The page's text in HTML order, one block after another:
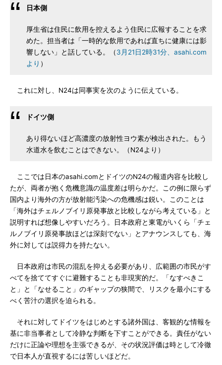
日本側
厚生省は住民に飲用を控えるよう住民に広報することを求
めた。担当者は「一時的な飲用であれば直ちに健康には影
響しない」と話している。（3月21日2時31分、asahi.com
より ）
これに対し、N24は同事実を次のように伝えている。
ドイツ側
あり得ないほど高濃度の放射性ヨウ素が検出された。もう
水道水を飲むことはできない。（N24より）
ここでは日本のasahi.comとドイツのN24の報道内容を比較し
たが、両者が抱く危機意識の温度差は明らかだ。この例に限らず
国内より海外の方が放射能汚染への危機感は鋭い。このことは
「海外はチェルノブイリ原発事故と比較しながら考えている」と
説明すれば想像しやすいだろう。日本政府と東電がいくら「チェ
ルノブイリ原発事故ほどは深刻でない」とアナウンスしても、海
外に対しては説得力を持たない。
日本政府は市民の混乱を抑える必要があり、広範囲の市民がす
べてを捨ててすぐに避難することも非現実的だ。「なすべきこ
と」と「なせること」のギャップの狭間で、リスクを最小にする
べく苦汁の選択を迫られる。
それに対してドイツをはじめとする諸外国は、客観的な情報を
基に非当事者として冷静な判断を下すことができる。責任がない
だけに正論や理想を主張できるが、その状況評価は時として冷徹
で日本人が直視するには苦しいほどだ。